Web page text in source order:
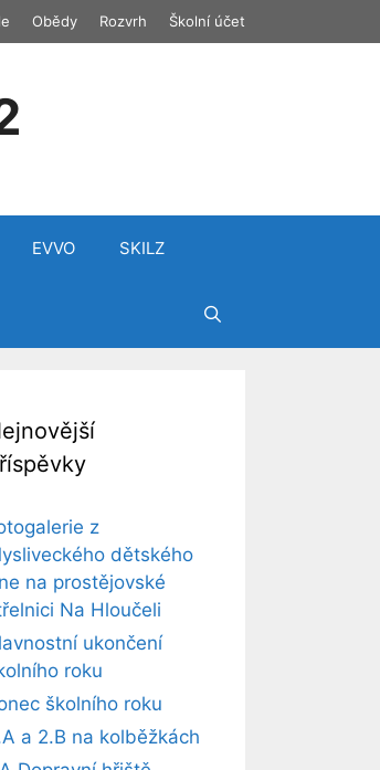
Obědy Rozvrh Školní účet
EVVO SKILZ
z
dětského
na prostějovské
Na Hloučeli
ukončení
roku
školního roku
a 2.B na kolběžkách